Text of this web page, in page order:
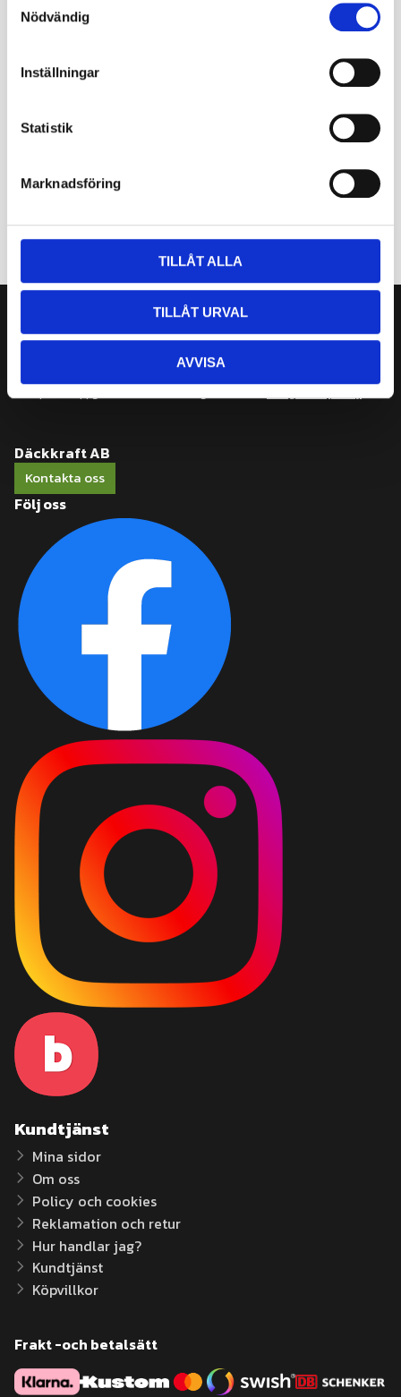
Nödvändig
Inställningar
Statistik
Marknadsföring
TILLÅT ALLA
TILLÅT URVAL
AVVISA
Omdömen
Däckkraft AB
Kontakta oss
Följ oss
Kundtjänst
Mina sidor
Om oss
Policy och cookies
Reklamation och retur
Hur handlar jag?
Kundtjänst
Köpvillkor
Frakt -och betalsätt